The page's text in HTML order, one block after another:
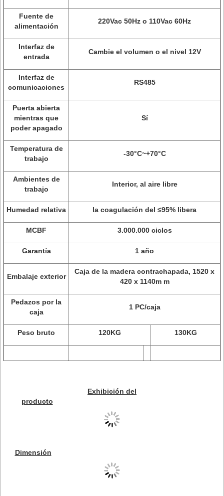
Fuente de
alimentación
220Vac 50Hz o 110Vac 60Hz
Interfaz de
entrada
Cambie el volumen o el nivel 12V
Interfaz de
comunicaciones
RS485
Puerta abierta
mientras que
poder apagado
Sí
Temperatura de
trabajo
-30°C~+70°C
Ambientes de
trabajo
Interior, al aire libre
Humedad relativa la coagulación del ≤95% libera
MCBF 3.000.000 ciclos
Garantía 1 año
Embalaje exterior
Caja de la madera contrachapada, 1520 x
420 x 1140m m
Pedazos por la
caja
1 PC/caja
Peso bruto 120KG 130KG
Exhibición del
producto
Dimensión